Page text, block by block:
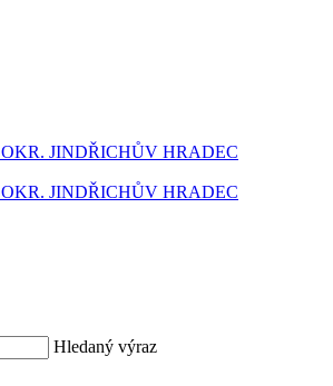
OKR. JINDŘICHŮV HRADEC
OKR. JINDŘICHŮV HRADEC
Hledaný výraz